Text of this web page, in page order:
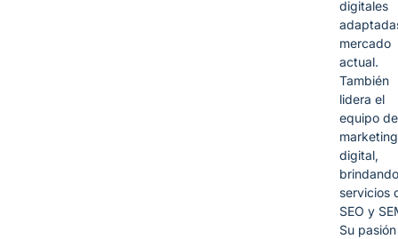
digitales
mercado
actual.
También
lidera el
equipo de
marketing
digital,
brindando
servicios
SEO y
Su